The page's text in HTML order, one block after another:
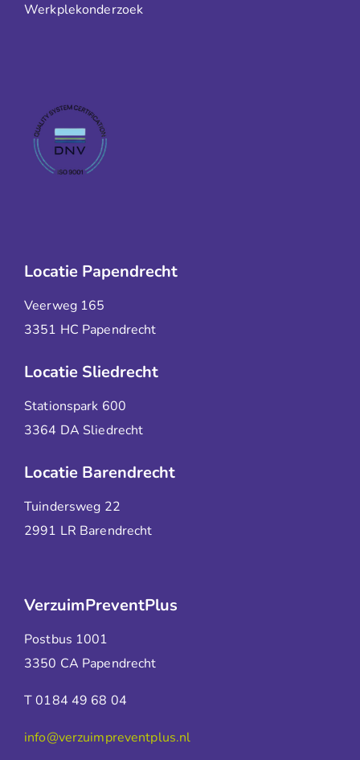
Werkplekonderzoek
Locatie Papendrecht
Veerweg 165
3351 HC Papendrecht
Locatie Sliedrecht
Stationspark 600
3364 DA Sliedrecht
Locatie Barendrecht
Tuindersweg 22
2991 LR Barendrecht
VerzuimPreventPlus
Postbus 1001
3350 CA Papendrecht
T 0184 49 68 04
info@verzuimpreventplus.nl